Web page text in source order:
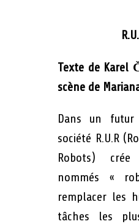
Texte de Karel
scène de
Dans un futur
société R.U.R
Robots)
nommés «
remplacer les
tâches les